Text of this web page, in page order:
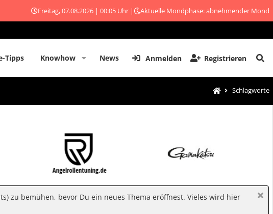
Freitag, 07.08.2026 | 00:05 Uhr | Aktuelle Mondphase: abnehmender Mond
Tipps Knowhow News Anmelden Registrieren
Schlagworte
zu bemühen, bevor Du ein neues Thema eröffnest. Vieles wird hier